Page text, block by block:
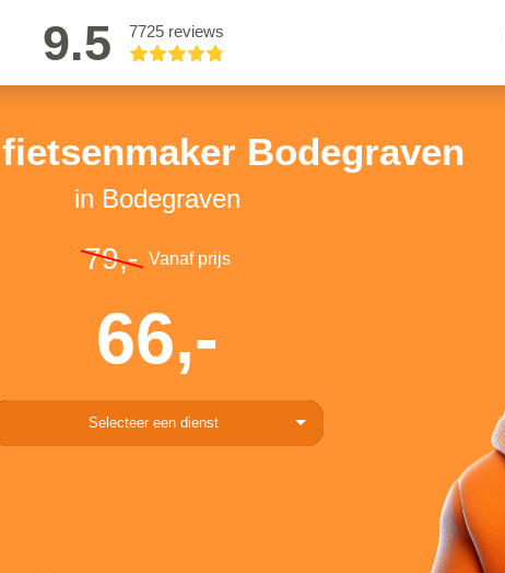
9.5 7725 reviews
Bodegraven
in Bodegraven
79,- Vanaf prijs
66,-
Selecteer een dienst